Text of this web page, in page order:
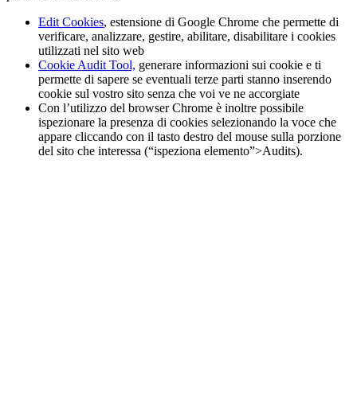
Edit Cookies, estensione di Google Chrome che permette di
verificare, analizzare, gestire, abilitare, disabilitare i cookies
utilizzati nel sito web
Cookie Audit Tool, generare informazioni sui cookie e ti
permette di sapere se eventuali terze parti stanno inserendo
cookie sul vostro sito senza che voi ve ne accorgiate
Con l’utilizzo del browser Chrome è inoltre possibile
ispezionare la presenza di cookies selezionando la voce che
appare cliccando con il tasto destro del mouse sulla porzione
del sito che interessa (“ispeziona elemento”>Audits).